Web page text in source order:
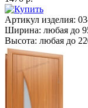
Артикул изделия:
Ширина: любая до
Высота: любая до